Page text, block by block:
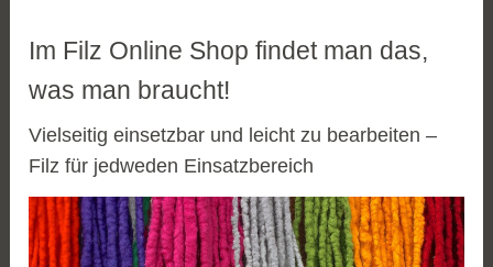
Im Filz Online Shop findet man das,
was man braucht!
Vielseitig einsetzbar und leicht zu bearbeiten –
Filz für jedweden Einsatzbereich